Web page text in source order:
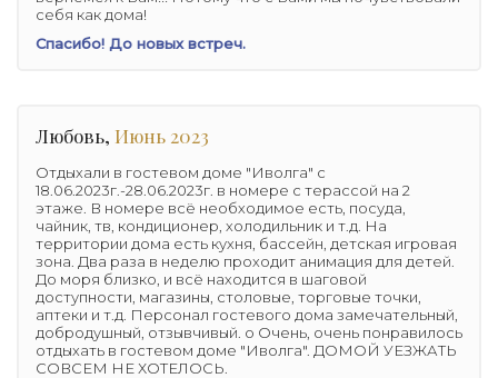
себя как дома!
Спасибо! До новых встреч.
Любовь, Июнь 2023
Отдыхали в гостевом доме "Иволга" с
18.06.2023г.-28.06.2023г. в номере с терассой на 2
этаже. В номере всё необходимое есть, посуда,
чайник, тв, кондиционер, холодильник и т.д. На
территории дома есть кухня, бассейн, детская игровая
зона. Два раза в неделю проходит анимация для детей.
До моря близко, и всё находится в шаговой
доступности, магазины, столовые, торговые точки,
аптеки и т.д. Персонал гостевого дома замечательный,
добродушный, отзывчивый. о Очень, очень понравилось
отдыхать в гостевом доме "Иволга". ДОМОЙ УЕЗЖАТЬ
СОВСЕМ НЕ ХОТЕЛОСЬ.